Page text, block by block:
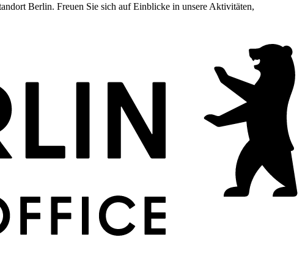
Berlin. Freuen Sie sich auf Einblicke in unsere Aktivitäten,